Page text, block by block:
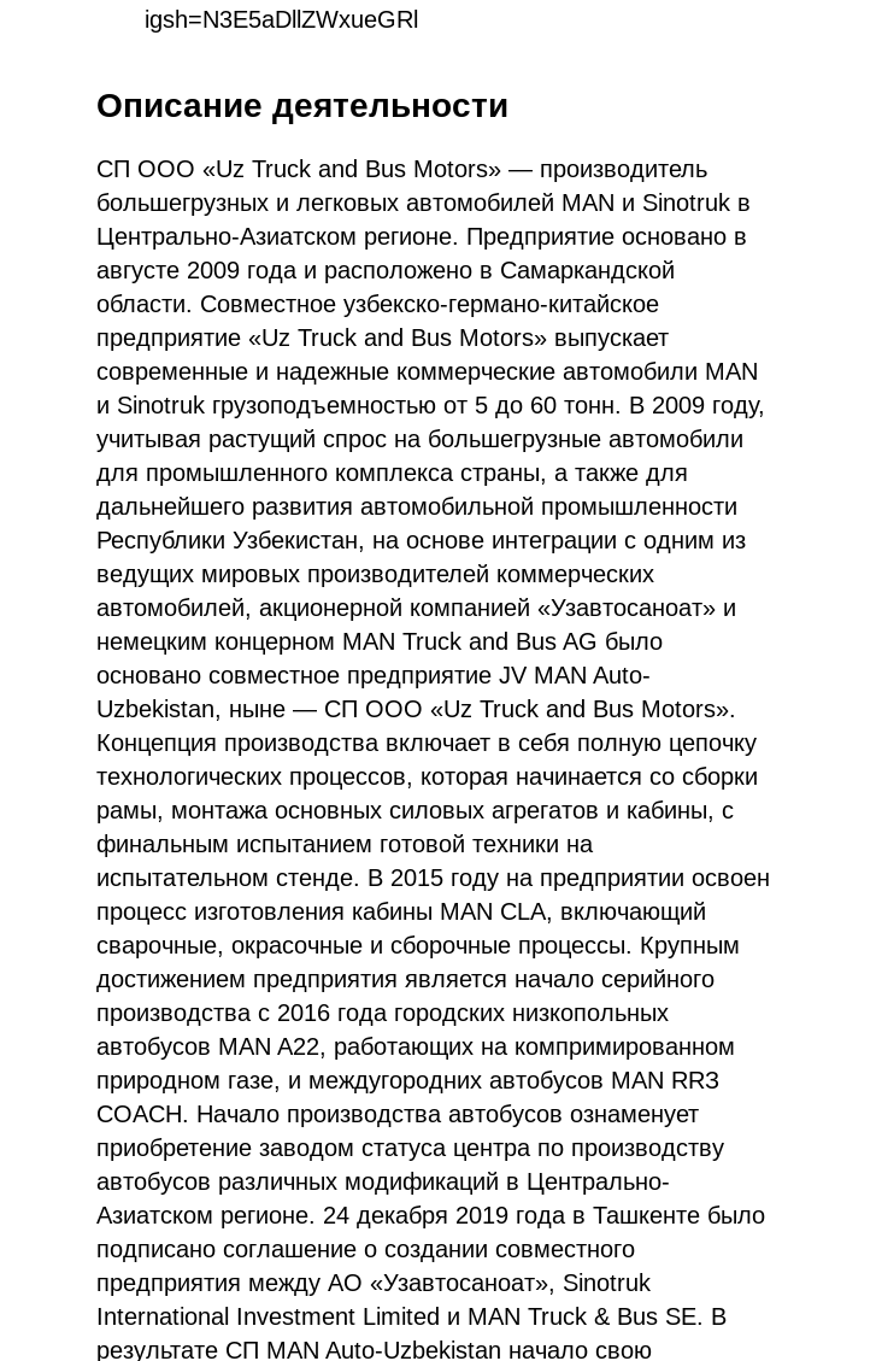
igsh=N3E5aDllZWxueGRl
Описание деятельности
СП ООО «Uz Truck and Bus Motors» — производитель
большегрузных и легковых автомобилей MAN и Sinotruk в
Центрально-Азиатском регионе. Предприятие основано в
августе 2009 года и расположено в Самаркандской
области. Совместное узбекско-германо-китайское
предприятие «Uz Truck and Bus Motors» выпускает
современные и надежные коммерческие автомобили MAN
и Sinotruk грузоподъемностью от 5 до 60 тонн. В 2009 году,
учитывая растущий спрос на большегрузные автомобили
для промышленного комплекса страны, а также для
дальнейшего развития автомобильной промышленности
Республики Узбекистан, на основе интеграции с одним из
ведущих мировых производителей коммерческих
автомобилей, акционерной компанией «Узавтосаноат» и
немецким концерном MAN Truck and Bus AG было
основано совместное предприятие JV MAN Auto-
Uzbekistan, ныне — СП ООО «Uz Truck and Bus Motors».
Концепция производства включает в себя полную цепочку
технологических процессов, которая начинается со сборки
рамы, монтажа основных силовых агрегатов и кабины, с
финальным испытанием готовой техники на
испытательном стенде. В 2015 году на предприятии освоен
процесс изготовления кабины MAN CLA, включающий
сварочные, окрасочные и сборочные процессы. Крупным
достижением предприятия является начало серийного
производства с 2016 года городских низкопольных
автобусов MAN A22, работающих на компримированном
природном газе, и междугородних автобусов MAN RRЗ
СОАСН. Начало производства автобусов ознаменует
приобретение заводом статуса центра по производству
автобусов различных модификаций в Центрально-
Азиатском регионе. 24 декабря 2019 года в Ташкенте было
подписано соглашение о создании совместного
предприятия между АО «Узавтосаноат», Sinotruk
International Investment Limited и MAN Truck & Bus SE. В
результате СП MAN Auto-Uzbekistan начало свою